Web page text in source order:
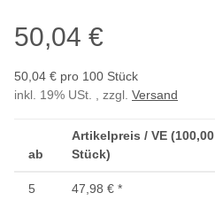
50,04 €
50,04 € pro 100 Stück
inkl. 19% USt. , zzgl. Versand
ab
Artikelpreis / VE (100,00
Stück)
5 47,98 € *